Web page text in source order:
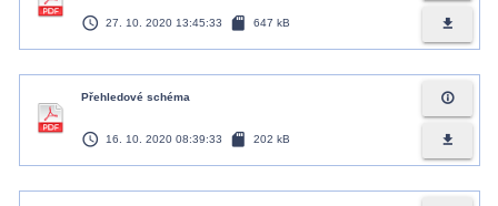
access_time 27. 10. 2020 13:45:33 sd_card 647 kB file_download
Přehledové schéma
access_time 16. 10. 2020 08:39:33 sd_card 202 kB
info_outline
file_download